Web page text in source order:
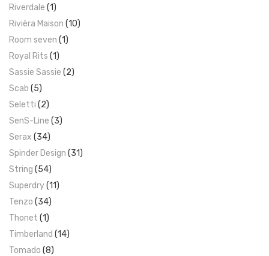
Riverdale (1)
Rivièra Maison (10)
Room seven (1)
Royal Rits (1)
Sassie Sassie (2)
Scab (5)
Seletti (2)
SenS-Line (3)
Serax (34)
Spinder Design (31)
String (54)
Superdry(11)
Tenzo (34)
Thonet (1)
Timberland (14)
Tomado (8)